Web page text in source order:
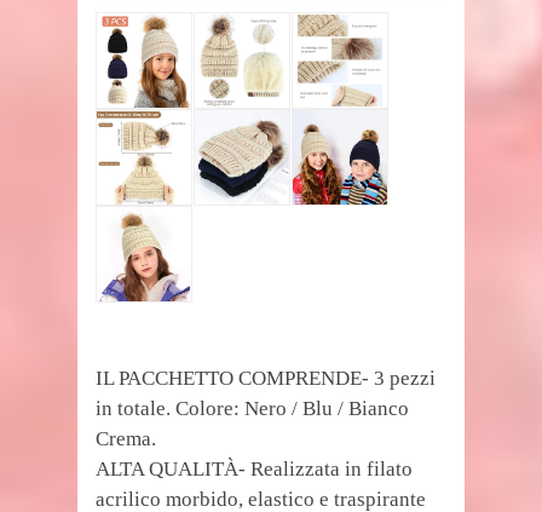
IL PACCHETTO COMPRENDE- 3 pezzi
in totale. Colore: Nero / Blu / Bianco
Crema.
ALTA QUALITÀ- Realizzata in filato
acrilico morbido, elastico e traspirante